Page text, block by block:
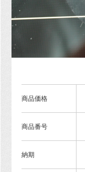
商品価格
商品番号
納期